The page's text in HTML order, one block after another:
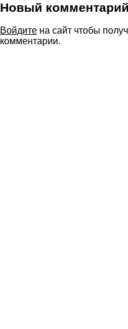
Новый
Войдите на сайт чтобы
комментарии.